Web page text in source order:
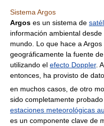
Sistema Argos
Argos es un sistema de
información ambiental
mundo. Lo que hace a
geográficamente la fuente
utilizando el efecto Doppler.
entonces, ha provisto de
en muchos casos, de otro
sido completamente
estaciones meteorológicas
es un componente clave de